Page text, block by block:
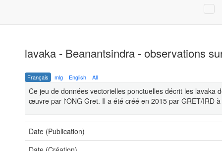
lavaka - Beanantsindra - observations
Français mlg English All
Ce jeu de données vectorielles ponctuelles décrit les
œuvre par l'ONG Gret. Il a été créé en 2015 par GRET/IRD
Date (Publication)